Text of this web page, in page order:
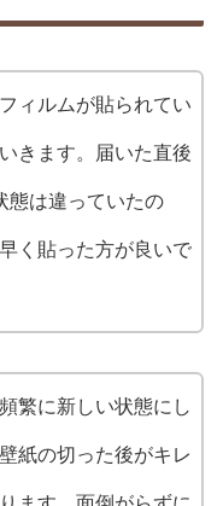
ィルムが貼られてい
きます。届いた直後
態は違っていたの
く貼った方が良いで
繁に新しい状態にし
紙の切った後がキレ